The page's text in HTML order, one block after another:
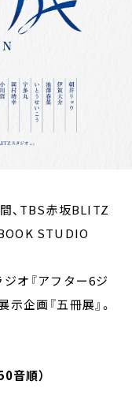
間、TBS赤坂BLITZ
STUDIO
オ『アフター6ジ
企画『五冊展』。
音順）